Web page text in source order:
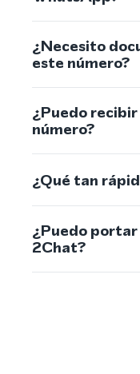
¿Necesito
este número?
¿Puedo
número?
¿Qué tan
¿Puedo
2Chat?